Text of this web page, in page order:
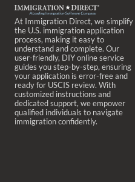
At Immigration Direct, we simplify
the U.S. immigration application
process, making it easy to
understand and complete. Our
user-friendly, DIY online service
guides you step-by-step, ensuring
your application is error-free and
ready for USCIS review. With
customized instructions and
dedicated support, we empower
qualified individuals to navigate
immigration confidently.